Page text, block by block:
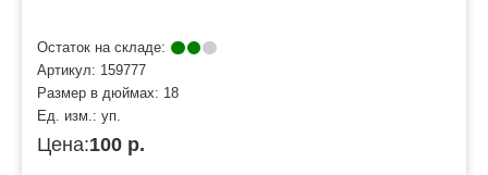
Остаток на складе:
Артикул: 159777
Размер в дюймах: 18
Ед. изм.: уп.
Цена:100 р.